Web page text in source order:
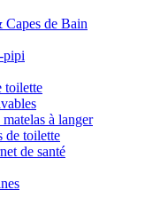
Capes de Bain
pipi
toilette
à langer
de toilette
de santé